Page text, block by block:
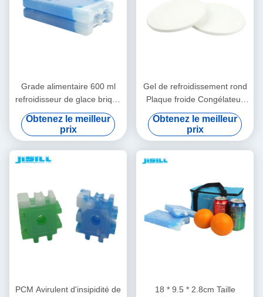
Grade alimentaire 600 ml
refroidisseur de glace brique
non caustique pour le
transport par chaîne froide
pour les aliments surgelés
Obtenez le meilleur
prix
Gel de refroidissement rond
Plaque froide Congélateur
pour fruits et aliments Frais,
contenant 860 ml Pour
aliments congelés
Obtenez le meilleur
prix
PCM Avirulent d'insipidité de
18 * 9.5 * 2.8cm Taille